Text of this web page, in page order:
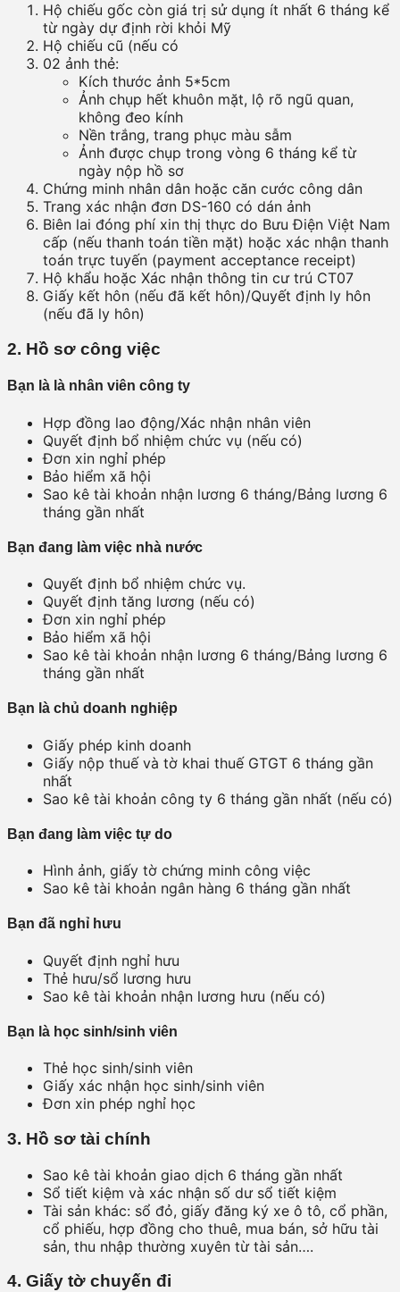
Hộ chiếu gốc còn giá trị sử dụng ít nhất 6 tháng kể
từ ngày dự định rời khỏi Mỹ
Hộ chiếu cũ (nếu có
02 ảnh thẻ:
Kích thước ảnh 5*5cm
Ảnh chụp hết khuôn mặt, lộ rõ ngũ quan,
không đeo kính
Nền trắng, trang phục màu sẫm
Ảnh được chụp trong vòng 6 tháng kể từ
ngày nộp hồ sơ
Chứng minh nhân dân hoặc căn cước công dân
Trang xác nhận đơn DS-160 có dán ảnh
Biên lai đóng phí xin thị thực do Bưu Điện Việt Nam
cấp (nếu thanh toán tiền mặt) hoặc xác nhận thanh
toán trực tuyến (payment acceptance receipt)
Hộ khẩu hoặc Xác nhận thông tin cư trú CT07
Giấy kết hôn (nếu đã kết hôn)/Quyết định ly hôn
(nếu đã ly hôn)
2. Hồ sơ công việc
Bạn là là nhân viên công ty
Hợp đồng lao động/Xác nhận nhân viên
Quyết định bổ nhiệm chức vụ (nếu có)
Đơn xin nghỉ phép
Bảo hiểm xã hội
Sao kê tài khoản nhận lương 6 tháng/Bảng lương 6
tháng gần nhất
Bạn đang làm việc nhà nước
Quyết định bổ nhiệm chức vụ.
Quyết định tăng lương (nếu có)
Đơn xin nghỉ phép
Bảo hiểm xã hội
Sao kê tài khoản nhận lương 6 tháng/Bảng lương 6
tháng gần nhất
Bạn là chủ doanh nghiệp
Giấy phép kinh doanh
Giấy nộp thuế và tờ khai thuế GTGT 6 tháng gần
nhất
Sao kê tài khoản công ty 6 tháng gần nhất (nếu có)
Bạn đang làm việc tự do
Hình ảnh, giấy tờ chứng minh công việc
Sao kê tài khoản ngân hàng 6 tháng gần nhất
Bạn đã nghỉ hưu
Quyết định nghỉ hưu
Thẻ hưu/sổ lương hưu
Sao kê tài khoản nhận lương hưu (nếu có)
Bạn là học sinh/sinh viên
Thẻ học sinh/sinh viên
Giấy xác nhận học sinh/sinh viên
Đơn xin phép nghỉ học
3. Hồ sơ tài chính
Sao kê tài khoản giao dịch 6 tháng gần nhất
Sổ tiết kiệm và xác nhận số dư sổ tiết kiệm
Tài sản khác: sổ đỏ, giấy đăng ký xe ô tô, cổ phần,
cổ phiếu, hợp đồng cho thuê, mua bán, sở hữu tài
sản, thu nhập thường xuyên từ tài sản….
4. Giấy tờ chuyến đi